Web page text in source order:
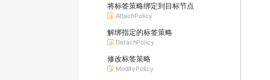
将标签策略绑定到目标节点
AttachPolicy
解绑指定的标签策略
DetachPolicy
修改标签策略
ModifyPolicy